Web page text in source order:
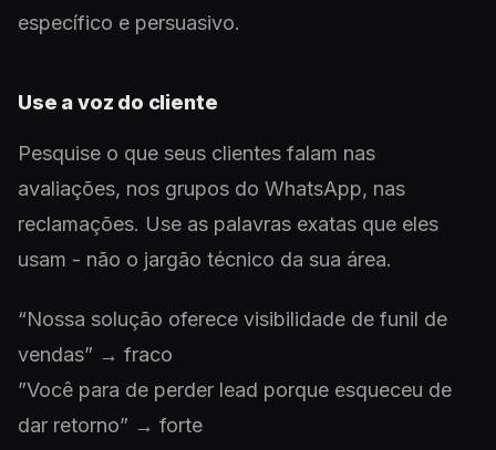
específico e persuasivo.
Use a voz do cliente
Pesquise o que seus clientes falam nas
avaliações, nos grupos do WhatsApp, nas
reclamações. Use as palavras exatas que eles
usam - não o jargão técnico da sua área.
“Nossa solução oferece visibilidade de funil de
vendas” → fraco
”Você para de perder lead porque esqueceu de
dar retorno” → forte